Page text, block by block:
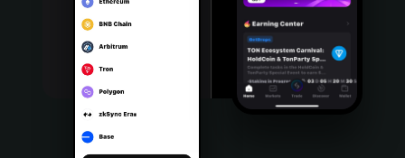
Português (Portugal)
Bahasa Indonesia
Português (Brasil)